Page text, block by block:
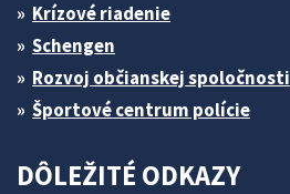
Krízové riadenie
Schengen
Rozvoj občianskej spoločnosti
Športové centrum polície
DÔLEŽITÉ ODKAZY